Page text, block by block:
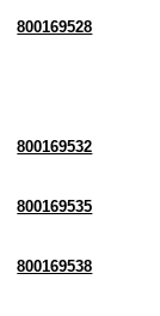
800169528
800169532
800169535
800169538